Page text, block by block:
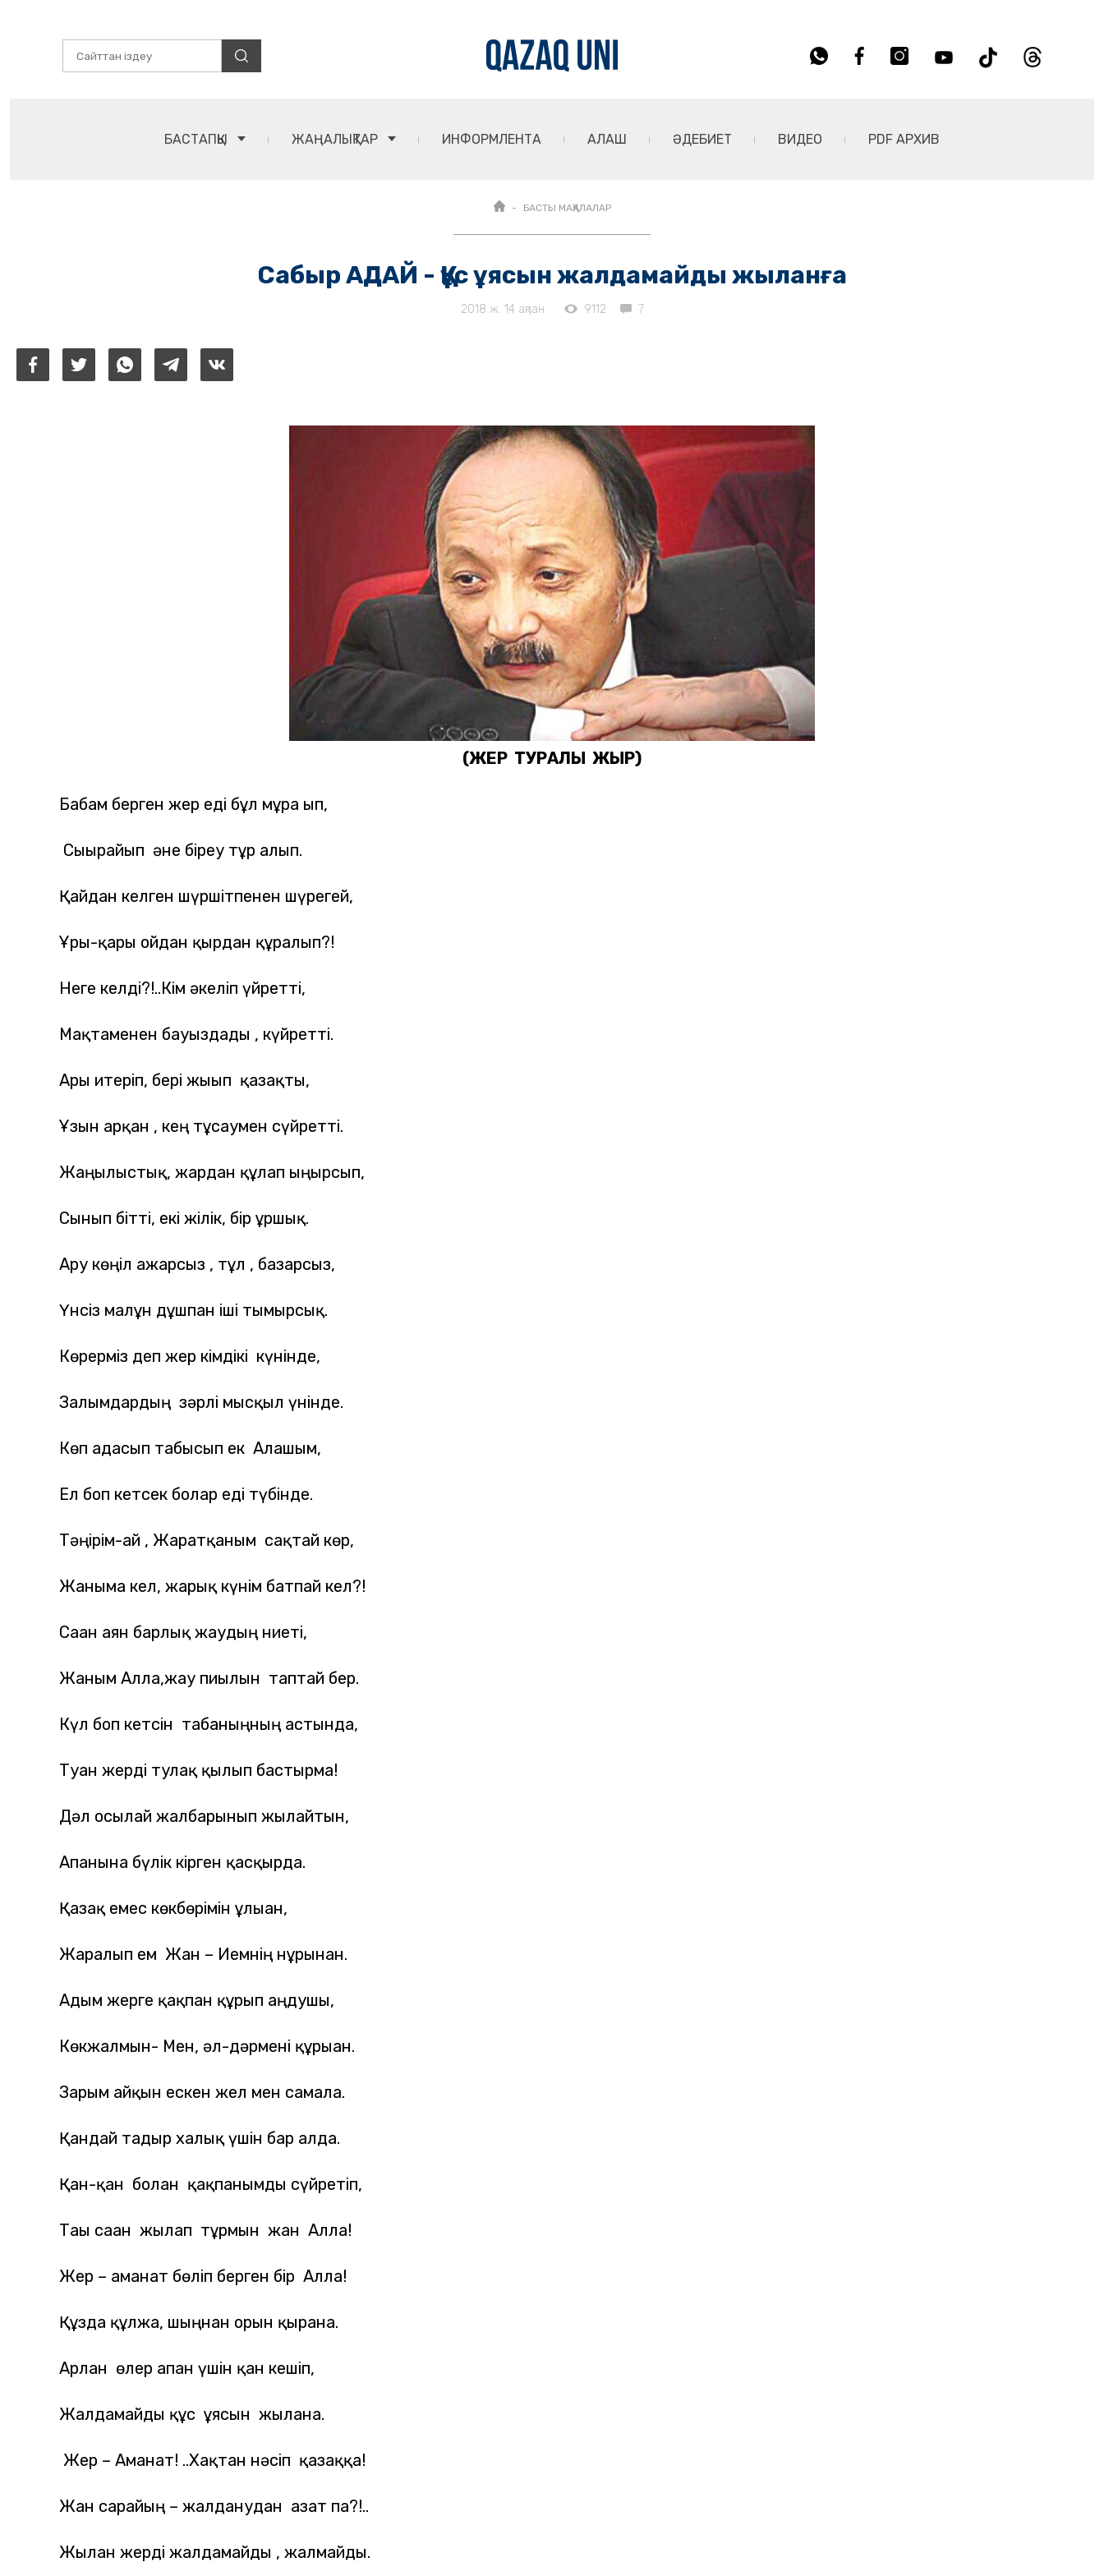
БАСТАПҚЫ ЖАҢАЛЫҚТАР ИНФОРМЛЕНТА АЛАШ ӘДЕБИЕТ ВИДЕО PDF АРХИВ
БАСТЫ МАҚАЛАЛАР
Сабыр АДАЙ - Құс ұясын жалдамайды жыланға
2018 ж. 14 ақпан 9112 7
(ЖЕР ТУРАЛЫ ЖЫР)
Бабам берген жер еді бұл мұра ғып,
Сығырайып әне біреу тұр алып.
Қайдан келген шүршітпенен шүрегей,
Ұры-қары ойдан қырдан құралып?!
Неге келді?!..Кім әкеліп үйретті,
Мақтаменен бауыздады , күйретті.
Ары итеріп, бері жығып қазақты,
Ұзын арқан , кең тұсаумен сүйретті.
Жаңылыстық, жардан құлап ыңырсып,
Сынып бітті, екі жілік, бір ұршық.
Ару көңіл ажарсыз , тұл , базарсыз,
Үнсіз малғұн дұшпан іші тымырсық.
Көрерміз деп жер кімдікі күнінде,
Залымдардың зәрлі мысқыл үнінде.
Көп адасып табысып ек Алашым,
Ел боп кетсек болар еді түбінде.
Тәңірім-ай , Жаратқаным сақтай көр,
Жаныма кел, жарық күнім батпай кел?!
Саған аян барлық жаудың ниеті,
Жаным Алла,жау пиғылын таптай бер.
Күл боп кетсін табаныңның астында,
Туған жерді тулақ қылып бастырма!
Дәл осылай жалбарынып жылайтын,
Апанына бүлік кірген қасқырда.
Қазақ емес көкбөрімін ұлыған,
Жаралып ем Жан – Иемнің нұрынан.
Адым жерге қақпан құрып аңдушы,
Көкжалмын- Мен, әл-дәрмені құрыған.
Зарым айқын ескен жел мен самалға.
Қандай тағдыр халық үшін бар алда.
Қан-қан болған қақпанымды сүйретіп,
Тағы саған жылап тұрмын жан Алла!
Жер – аманат бөліп берген бір Алла!
Құзда құлжа, шыңнан орын қыранға.
Арлан өлер апан үшін қан кешіп,
Жалдамайды құс ұясын жыланға.
Жер – Аманат! ..Хақтан нәсіп қазаққа!
Жан сарайың – жалданудан азат па?!..
Жылан жерді жалдамайды , жалмайды.